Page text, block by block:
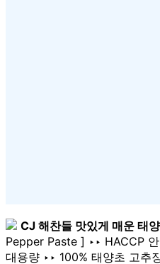
CJ 해찬들 맛있게 매운 태
Pepper Paste ] ‣‣ HACCP
대용량 ‣‣ 100% 태양초 고추